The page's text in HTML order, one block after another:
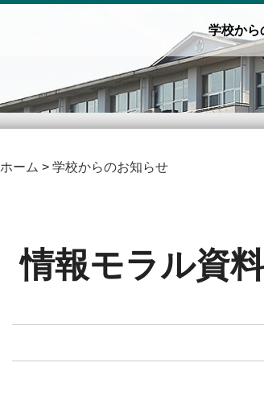
学校から
ホーム > 学校からのお知らせ
情報モラル資料